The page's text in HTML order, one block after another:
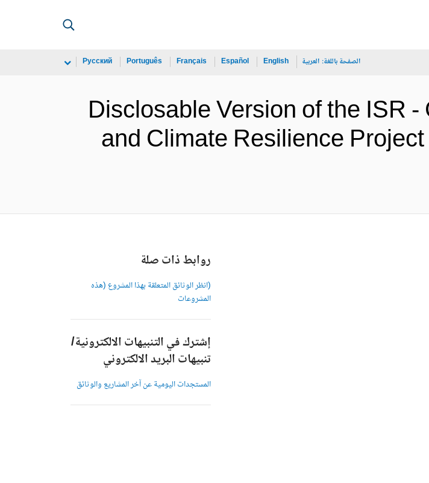
الصفحة باللغة: العربية English
Español
Français
Português
Русский
Disclosable Version of the ISR
and Climate Resilience
روابط ذات صلة
(انظر الوثائق المتعلقة بهذا المشروع (هذه
المشروعات
إشترك في التنبيهات الالكترونية/
تنبيهات البريد الالكتروني
المستجدات اليومية عن آخر المشاريع والوثائق